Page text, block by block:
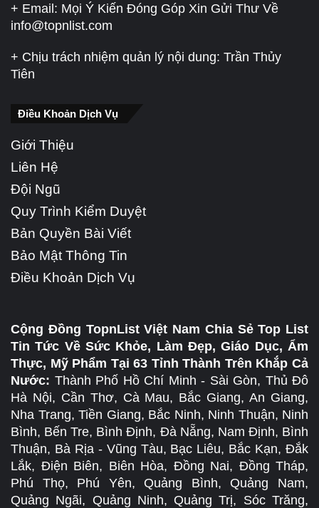
+ Email: Mọi Ý Kiến Đóng Góp Xin Gửi Thư Về
info@topnlist.com
+ Chịu trách nhiệm quản lý nội dung: Trần Thủy
Tiên
Điều Khoản Dịch Vụ
Giới Thiệu
Liên Hệ
Đội Ngũ
Quy Trình Kiểm Duyệt
Bản Quyền Bài Viết
Bảo Mật Thông Tin
Điều Khoản Dịch Vụ
Cộng Đồng TopnList Việt Nam Chia Sẻ Top List
Tin Tức Về Sức Khỏe, Làm Đẹp, Giáo Dục, Ẩm
Thực, Mỹ Phẩm Tại 63 Tỉnh Thành Trên Khắp Cả
Nước: Thành Phố Hồ Chí Minh - Sài Gòn, Thủ Đô
Hà Nội, Cần Thơ, Cà Mau, Bắc Giang, An Giang,
Nha Trang, Tiền Giang, Bắc Ninh, Ninh Thuận, Ninh
Bình, Bến Tre, Bình Định, Đà Nẵng, Nam Định, Bình
Thuận, Bà Rịa - Vũng Tàu, Bạc Liêu, Bắc Kạn, Đắk
Lắk, Điện Biên, Biên Hòa, Đồng Nai, Đồng Tháp,
Phú Thọ, Phú Yên, Quảng Bình, Quảng Nam,
Quảng Ngãi, Quảng Ninh, Quảng Trị, Sóc Trăng,